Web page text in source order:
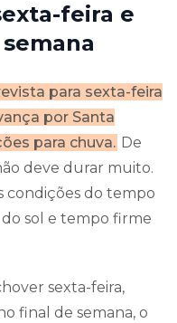
feira e
para sexta-feira
por Santa
para chuva. De
deve durar muito.
condições do tempo
do sol e tempo firme
sexta-feira,
final de semana, o